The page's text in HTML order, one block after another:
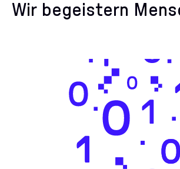
Wir begeistern